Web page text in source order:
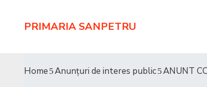
PRIMARIA SANPETRU
Home Anunțuri de interes public ANUNT